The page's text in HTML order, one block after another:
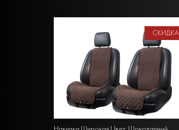
СКИДКА